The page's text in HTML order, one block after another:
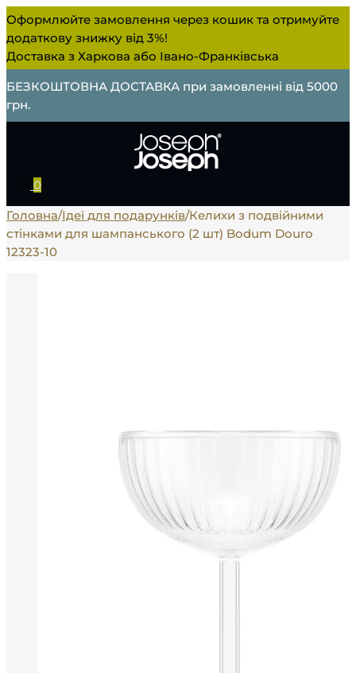
Оформлюйте замовлення через кошик та отримуйте
додаткову знижку від 3%!
Доставка з Харкова або Івано-Франківська
БЕЗКОШТОВНА ДОСТАВКА при замовленні від 5000
грн.
0
Головна/Ідеї ​​для подарунків/Келихи з подвійними
стінками для шампанського (2 шт) Bodum Douro
12323-10